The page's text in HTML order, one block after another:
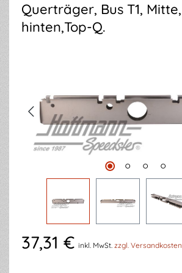
Querträger, Bus T1, Mitte,
hinten,Top-Q.
37,31 € inkl. MwSt. zzgl. Versandkosten